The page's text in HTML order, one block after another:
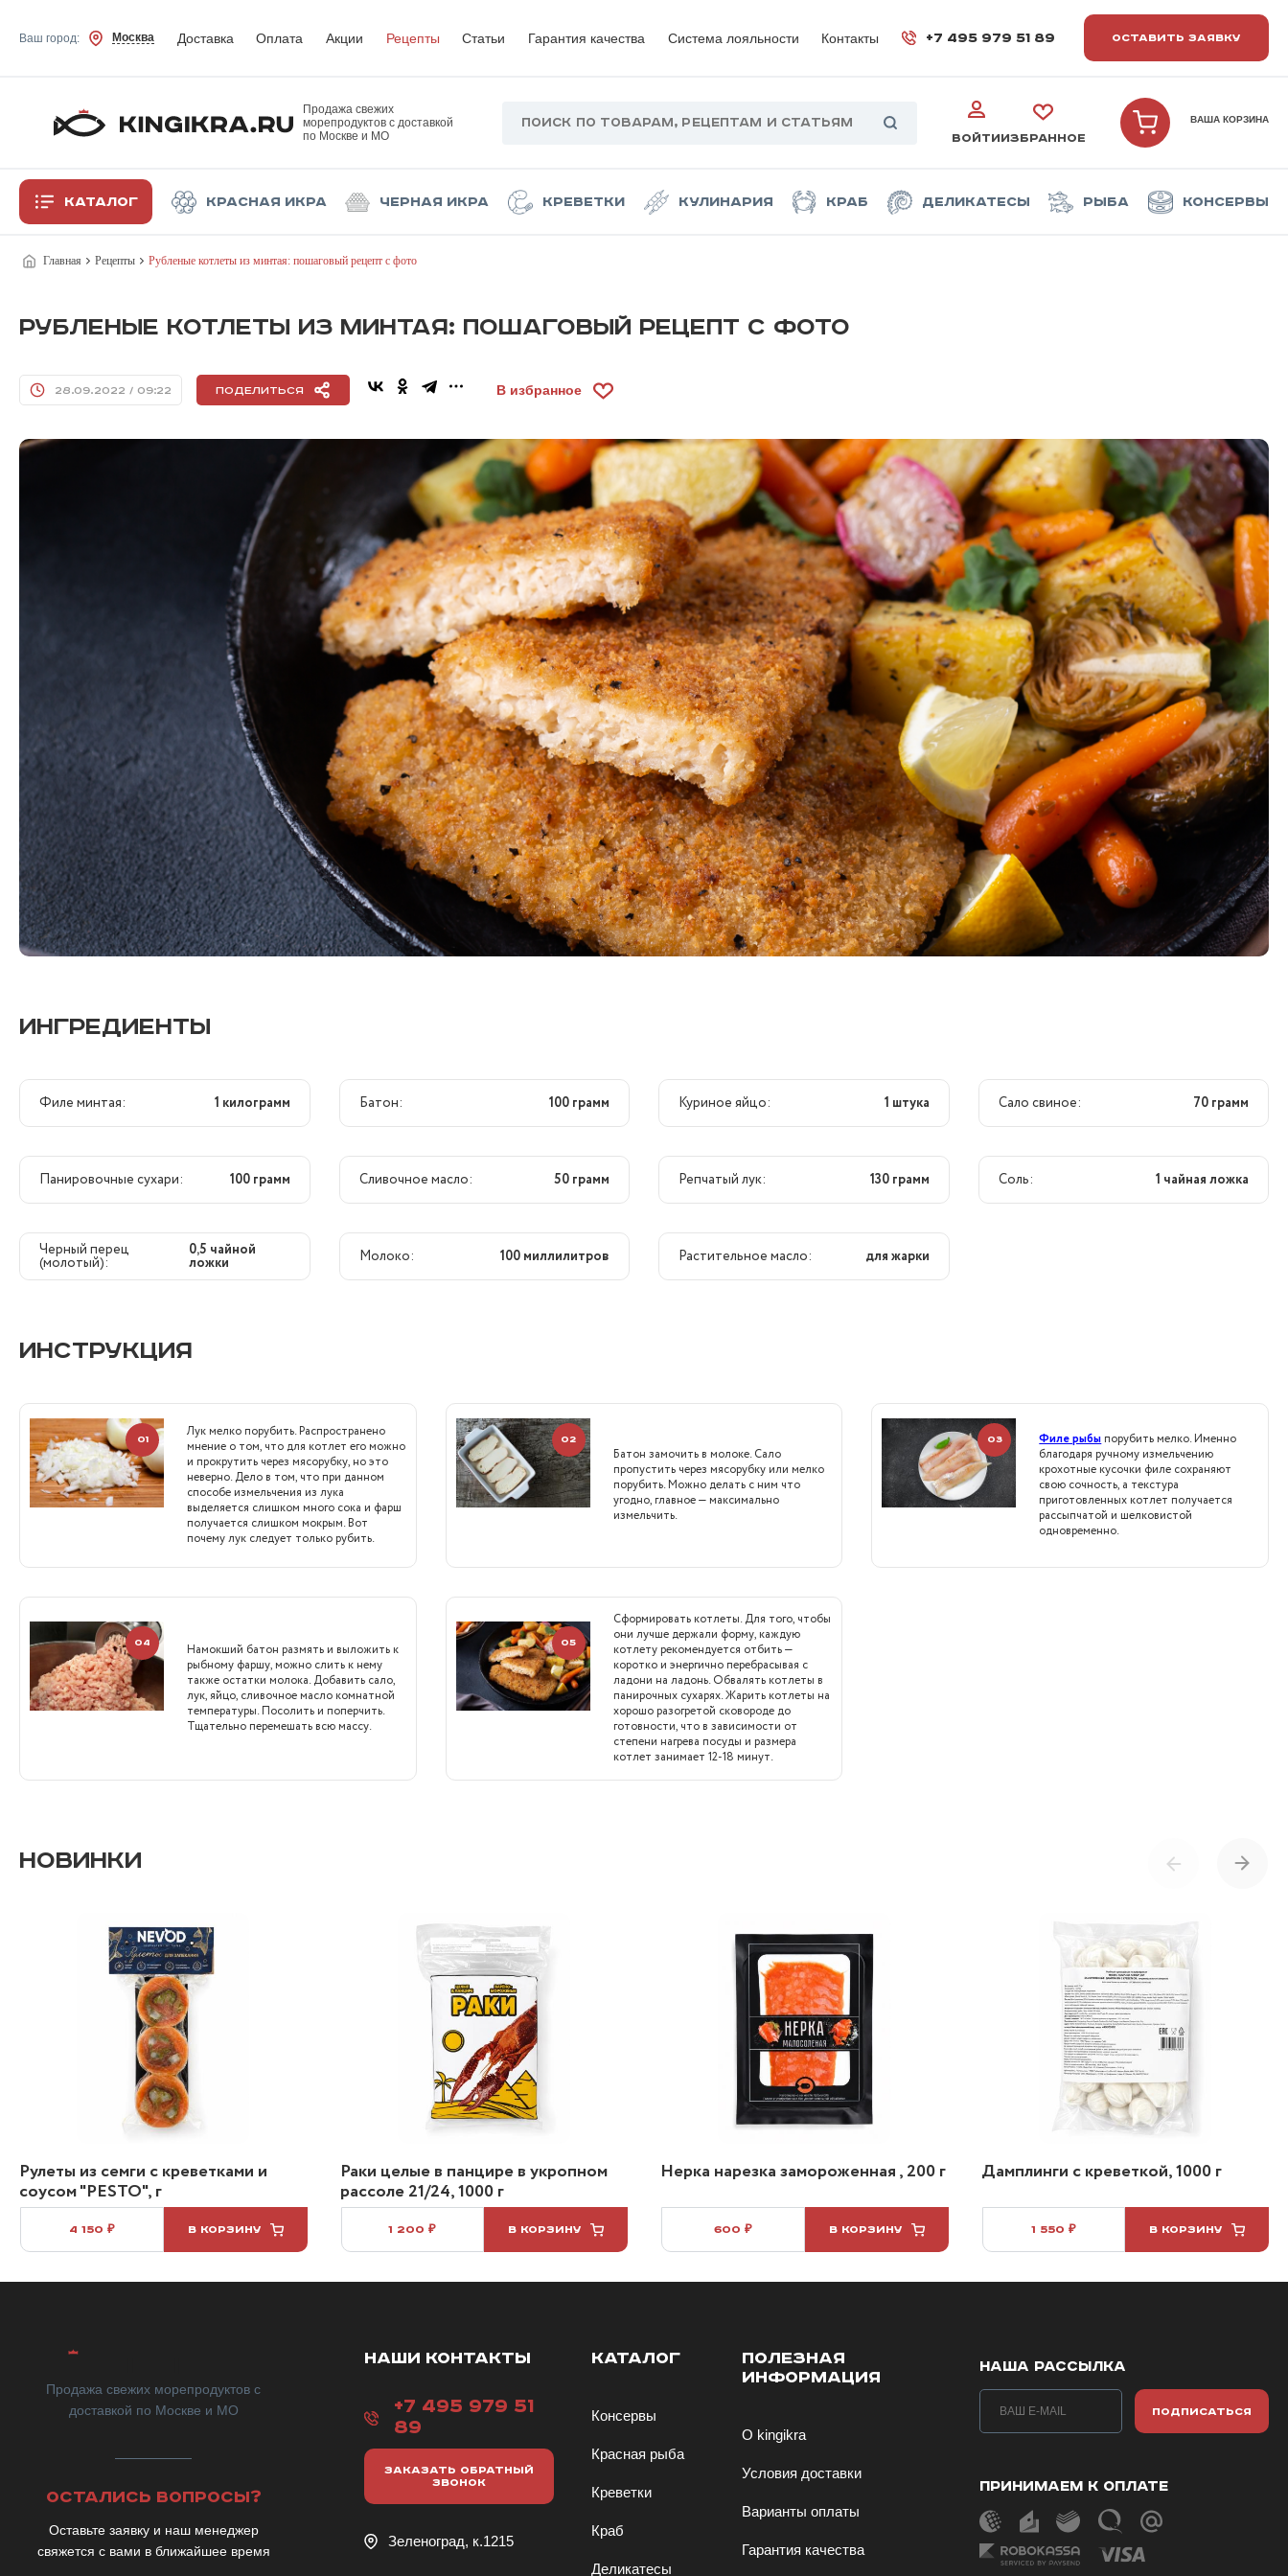
Ваш город: Москва Доставка Оплата Акции Рецепты Статьи Гарантия качества Система лояльности Контакты +7 495 979 51 89 ОСТАВИТЬ ЗАЯВКУ
Продажа свежих
морепродуктов с доставкой
по Москве и МО
ВОЙТИИЗБРАННОЕ
ВАША КОРЗИНА
Каталог Красная икра Черная икра Креветки Кулинария Краб Деликатесы Рыба Консервы
Главная Рецепты Рубленые котлеты из минтая: пошаговый рецепт с фото
РУБЛЕНЫЕ КОТЛЕТЫ ИЗ МИНТАЯ: ПОШАГОВЫЙ РЕЦЕПТ С ФОТО
28.09.2022 / 09:22 Поделиться В избранное
ИНГРЕДИЕНТЫ
Филе минтая: 1 килограмм Батон: 100 грамм Куриное яйцо: 1 штука Сало свиное: 70 грамм
Панировочные сухари: 100 грамм Сливочное масло: 50 грамм Репчатый лук: 130 грамм Соль: 1 чайная ложка
Черный перец
(молотый):
0,5 чайной
ложки Молоко: 100 миллилитров Растительное масло: для жарки
ИНСТРУКЦИЯ
01
Лук мелко порубить. Распространено
мнение о том, что для котлет его можно
и прокрутить через мясорубку, но это
неверно. Дело в том, что при данном
способе измельчения из лука
выделяется слишком много сока и фарш
получается слишком мокрым. Вот
почему лук следует только рубить.
02
Батон замочить в молоке. Сало
пропустить через мясорубку или мелко
порубить. Можно делать с ним что
угодно, главное — максимально
измельчить.
03 Филе рыбы порубить мелко. Именно
благодаря ручному измельчению
крохотные кусочки филе сохраняют
свою сочность, а текстура
приготовленных котлет получается
рассыпчатой и шелковистой
одновременно.
04
Намокший батон размять и выложить к
рыбному фаршу, можно слить к нему
также остатки молока. Добавить сало,
лук, яйцо, сливочное масло комнатной
температуры. Посолить и поперчить.
Тщательно перемешать всю массу.
05
Сформировать котлеты. Для того, чтобы
они лучше держали форму, каждую
котлету рекомендуется отбить —
коротко и энергично перебрасывая с
ладони на ладонь. Обвалять котлеты в
панирочных сухарях. Жарить котлеты на
хорошо разогретой сковороде до
готовности, что в зависимости от
степени нагрева посуды и размера
котлет занимает 12-18 минут.
НОВИНКИ
Рулеты из семги с креветками и
соусом "PESTO", г
4 150 ₽ В КОРЗИНУ
Раки целые в панцире в укропном
рассоле 21/24, 1000 г
1 200 ₽ В КОРЗИНУ
Нерка нарезка замороженная , 200 г
600 ₽ В КОРЗИНУ
Дамплинги с креветкой, 1000 г
1 550 ₽ В КОРЗИНУ
Продажа свежих морепродуктов с
доставкой по Москве и МО
ОСТАЛИСЬ ВОПРОСЫ?
Оставьте заявку и наш менеджер
свяжется с вами в ближайшее время
НАШИ КОНТАКТЫ
+7 495 979 51
89
ЗАКАЗАТЬ ОБРАТНЫЙ
ЗВОНОК
Зеленоград, к.1215
КАТАЛОГ
Консервы
Красная рыба
Креветки
Краб
Деликатесы
ПОЛЕЗНАЯ
ИНФОРМАЦИЯ
О kingikra
Условия доставки
Варианты оплаты
Гарантия качества
НАША РАССЫЛКА
ПОДПИСАТЬСЯ
ПРИНИМАЕМ К ОПЛАТЕ